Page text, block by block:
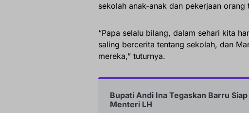
sekolah anak-anak dan pekerjaan
“Papa selalu bilang, dalam sehari kita
saling bercerita tentang sekolah, dan
mereka,” tuturnya.
Bupati Andi Ina Tegaskan Barru
Menteri LH